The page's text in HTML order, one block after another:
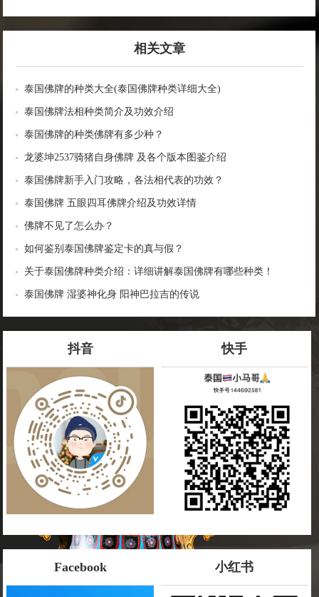
相关文章
泰国佛牌的种类大全(泰国佛牌种类详细大全)
泰国佛牌法相种类简介及功效介绍
泰国佛牌的种类佛牌有多少种？
龙婆坤2537骑猪自身佛牌 及各个版本图鉴介绍
泰国佛牌新手入门攻略，各法相代表的功效？
泰国佛牌 五眼四耳佛牌介绍及功效详情
佛牌不见了怎么办？
如何鉴别泰国佛牌鉴定卡的真与假？
关于泰国佛牌种类介绍：详细讲解泰国佛牌有哪些种类！
泰国佛牌 湿婆神化身 阳神巴拉吉的传说
抖音 快手
Facebook 小红书